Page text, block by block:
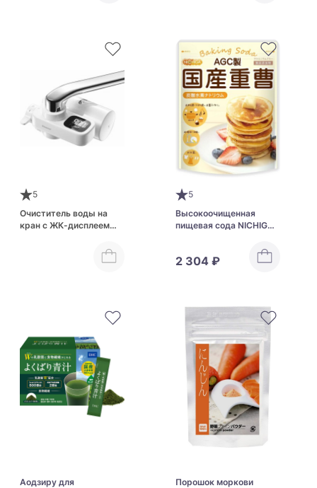
5
Очиститель воды на
кран с ЖК-дисплеем
Water Purifier CSP 911-
5
Высокоочищенная
пищевая сода NICHIGA
2 304 ₽
Аодзиру для
Порошок моркови